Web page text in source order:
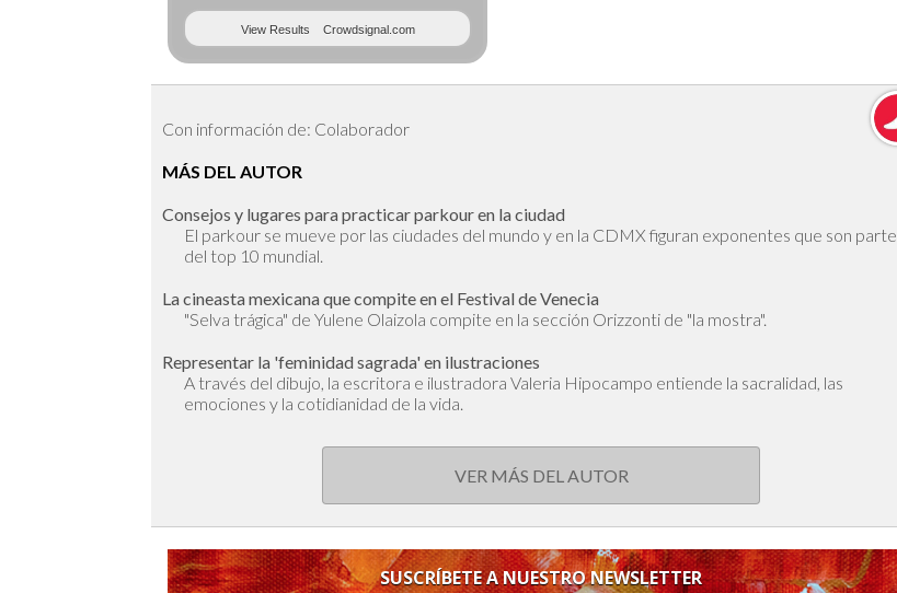
View Results Crowdsignal.com
Con información de: Colaborador
MÁS DEL AUTOR
Consejos y lugares para practicar parkour en la ciudad
El parkour se mueve por las ciudades del mundo y en la CDMX figuran exponentes que son parte
del top 10 mundial.
La cineasta mexicana que compite en el Festival de Venecia
"Selva trágica" de Yulene Olaizola compite en la sección Orizzonti de "la mostra".
Representar la 'feminidad sagrada' en ilustraciones
A través del dibujo, la escritora e ilustradora Valeria Hipocampo entiende la sacralidad, las
emociones y la cotidianidad de la vida.
VER MÁS DEL AUTOR
SUSCRÍBETE A NUESTRO NEWSLETTER